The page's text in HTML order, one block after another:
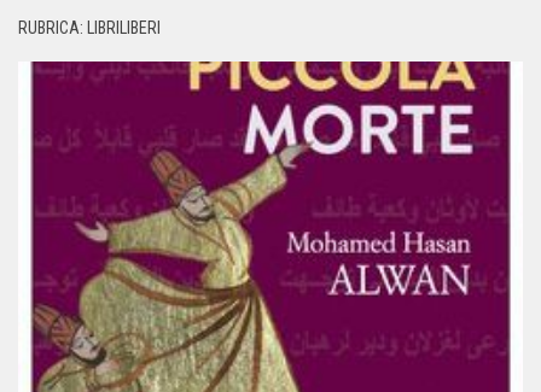
RUBRICA: LIBRILIBERI